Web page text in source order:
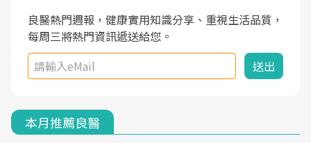
家特別好睡,經過幾次治療,長年頑疾已經好了大半,杜
主任除了打針超厲害,還會一直交代要改善姿勢跟好
好做運動,看診態度親切溫暖,真的是不可多得的良醫,
大力推荐!
良醫熱門週報，健康實用知識分享、重視生活品質，
每周三將熱門資訊遞送給您。
送出
本月推薦良醫